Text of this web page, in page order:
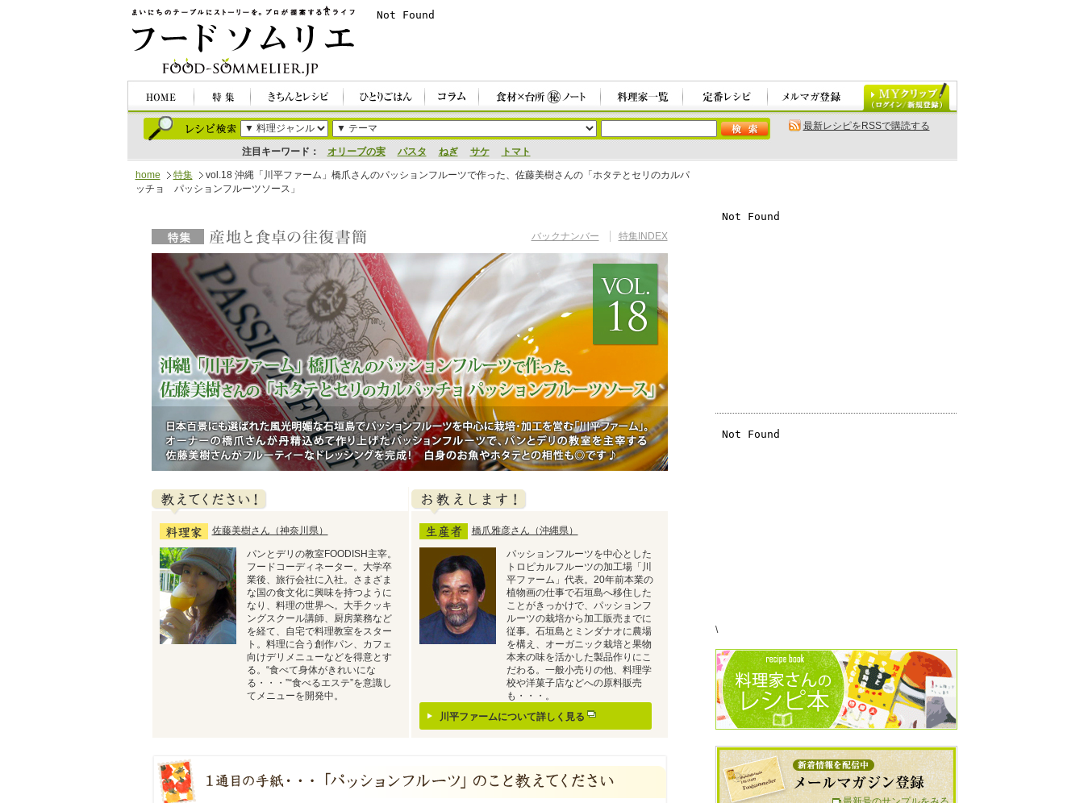
注目キーワード： オリーブの実 パスタ ねぎ サケ トマト
最新レシピをRSSで購読する
home 特集
vol.18 沖縄「川平ファーム」橋爪さんのパッションフルーツで作った、佐藤美樹さんの「ホタテとセリのカルパ
ッチョ パッションフルーツソース」
特集｜産地と食卓の往復書簡
バックナンバー 特集INDEX
の橋爪さんが丹精込めて作り上げたパッションフルーツで、パンとデリの教室を主宰する佐藤美樹さんがフルーティー
なドレッシングを完成！ 白身のお魚やホタテとの相性も◎です♪
教えてください
佐藤美樹さん（神奈川県）
パンとデリの教室FOODISH主宰。
フードコーディネーター。大学卒
業後、旅行会社に入社。さまざま
な国の食文化に興味を持つように
なり、料理の世界へ。大手クッキ
ングスクール講師、厨房業務など
を経て、自宅で料理教室をスター
ト。料理に合う創作パン、カフェ
向けデリメニューなどを得意とす
る。“食べて身体がきれいにな
る・・・”“食べるエステ”を意識し
てメニューを開発中。
お教えします！
橋爪雅彦さん（沖縄県）
パッションフルーツを中心とした
トロピカルフルーツの加工場「川
平ファーム」代表。20年前本業の
植物画の仕事で石垣島へ移住した
ことがきっかけで、パッションフ
ルーツの栽培から加工販売までに
従事。石垣島とミンダナオに農場
を構え、オーガニック栽培と果物
本来の味を活かした製品作りにこ
だわる。一般小売りの他、料理学
校や洋菓子店などへの原料販売
も・・・。
川平ファームについて詳しく見る
\